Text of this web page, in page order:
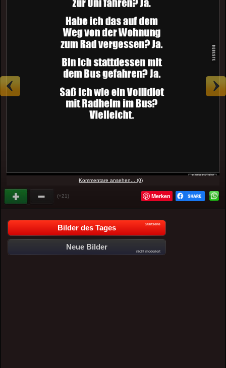
Kommentare ansehen... (0)
(+21) Merken
Bilder des Tages Startseite
Neue Bilder
nicht moderiert